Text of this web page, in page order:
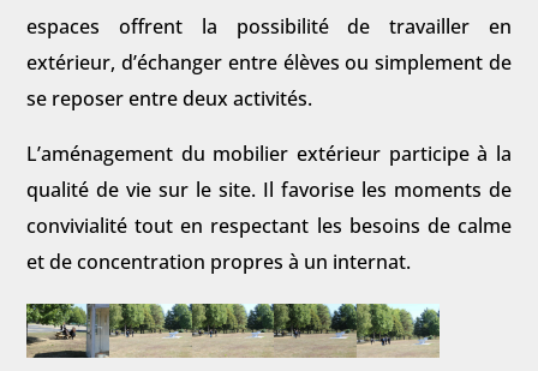
espaces offrent la possibilité de travailler en
extérieur, d’échanger entre élèves ou simplement de
se reposer entre deux activités.
L’aménagement du mobilier extérieur participe à la
qualité de vie sur le site. Il favorise les moments de
convivialité tout en respectant les besoins de calme
et de concentration propres à un internat.